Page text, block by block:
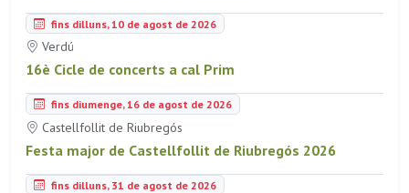
fins dilluns, 10 de agost de 2026
Verdú
16è Cicle de concerts a cal Prim
fins diumenge, 16 de agost de 2026
Castellfollit de Riubregós
Festa major de Castellfollit de Riubregós 2026
fins dilluns, 31 de agost de 2026